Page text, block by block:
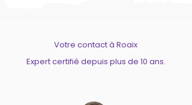
Votre contact à Roaix
Expert certifié depuis plus de 10 ans.